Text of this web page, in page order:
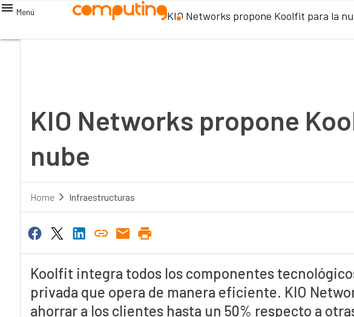
Menú KIO Networks propone Koolfit para la
KIO Networks propone
nube
Home Infraestructuras
Koolfit integra todos los componentes
privada que opera de manera eficiente. KIO
ahorrar a los clientes hasta un 50% respecto a